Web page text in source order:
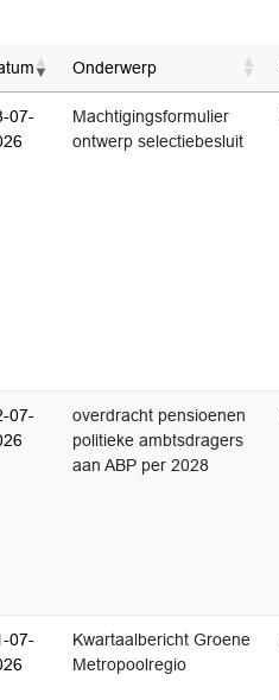
Onderwerp
07-
Machtigingsformulier
ontwerp selectiebesluit
07-
overdracht pensioenen
politieke ambtsdragers
aan ABP per 2028
07-
Kwartaalbericht Groene
Metropoolregio